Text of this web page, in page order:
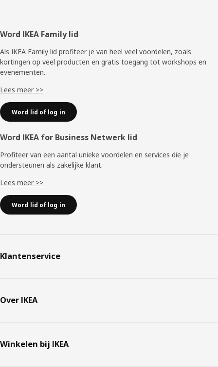
Voettekst
Word IKEA Family lid
Als IKEA Family lid profiteer je van heel veel voordelen, zoals
kortingen op veel producten en gratis toegang tot workshops en
evenementen.
Lees meer >>
Word lid of log in
Word IKEA for Business Netwerk lid
Profiteer van een aantal unieke voordelen en services die je
ondersteunen als zakelijke klant.
Lees meer >>
Word lid of log in
Klantenservice
Over IKEA
Winkelen bij IKEA